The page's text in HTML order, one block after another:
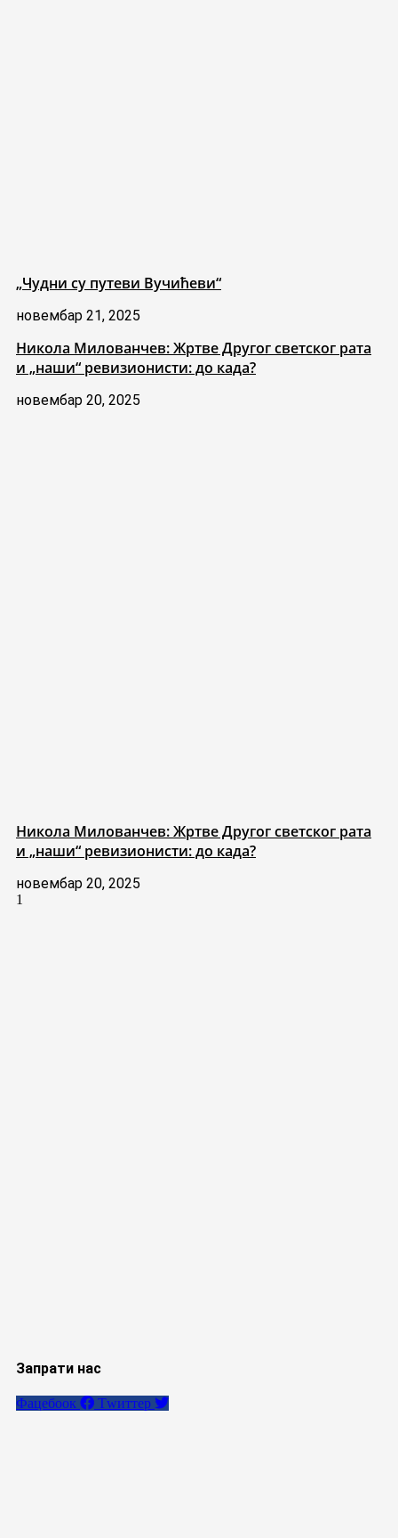
„Чудни су путеви Вучићеви“
новембар 21, 2025
Никола Милованчев: Жртве Другог светског рата
и „наши“ ревизионисти: до када?
новембар 20, 2025
Никола Милованчев: Жртве Другог светског рата
и „наши“ ревизионисти: до када?
новембар 20, 2025
Запрати нас
Фацебоок Тwиттер